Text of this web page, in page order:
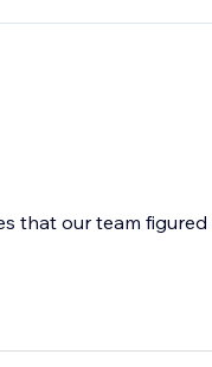
that our team